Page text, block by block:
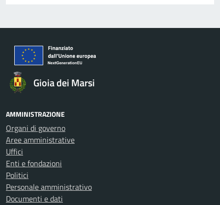
Gioia dei Marsi
AMMINISTRAZIONE
Organi di governo
Aree amministrative
Uffici
Enti e fondazioni
Politici
Personale amministrativo
Documenti e dati